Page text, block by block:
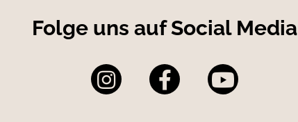
Folge uns auf Social Media